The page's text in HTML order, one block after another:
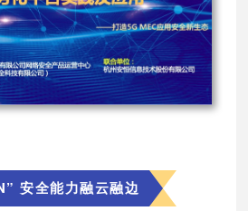
安全能力融云融边